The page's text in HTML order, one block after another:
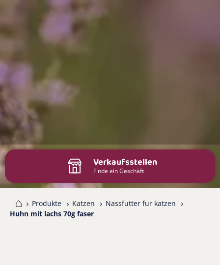
Verkaufsstellen
Finde ein Geschäft
Produkte Katzen
Nassfutter fur katzen
Huhn mit lachs 70g faser